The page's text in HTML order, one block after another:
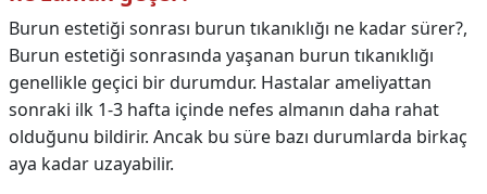
Burun estetiği sonrası burun tıkanıklığı ne kadar sürer?,
Burun estetiği sonrasında yaşanan burun tıkanıklığı
genellikle geçici bir durumdur. Hastalar ameliyattan
sonraki ilk 1-3 hafta içinde nefes almanın daha rahat
olduğunu bildirir. Ancak bu süre bazı durumlarda birkaç
aya kadar uzayabilir.